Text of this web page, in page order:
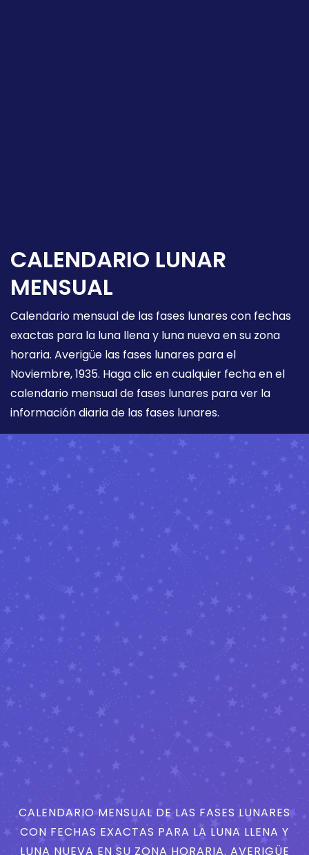
CALENDARIO LUNAR
MENSUAL
Calendario mensual de las fases lunares con fechas
exactas para la luna llena y luna nueva en su zona
horaria. Averigüe las fases lunares para el
Noviembre, 1935. Haga clic en cualquier fecha en el
calendario mensual de fases lunares para ver la
información diaria de las fases lunares.
CALENDARIO MENSUAL DE LAS FASES LUNARES
CON FECHAS EXACTAS PARA LA LUNA LLENA Y
LUNA NUEVA EN SU ZONA HORARIA. AVERIGÜE